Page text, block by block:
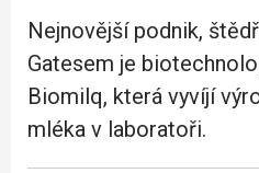
Nejnovější podnik,
Gatesem je
Biomilq, která vyvíjí
mléka v laboratoři.